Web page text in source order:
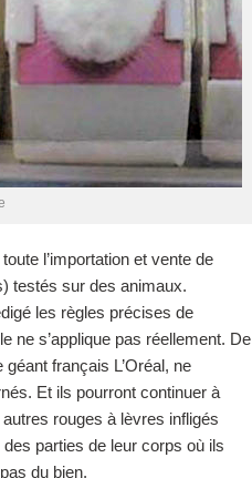
l’importation et vente de
testés sur des animaux.
les règles précises de
ne s’applique pas réellement. De
français L’Oréal, ne
Et ils pourront continuer à
rouges à lèvres infligés
parties de leur corps où ils
du bien.